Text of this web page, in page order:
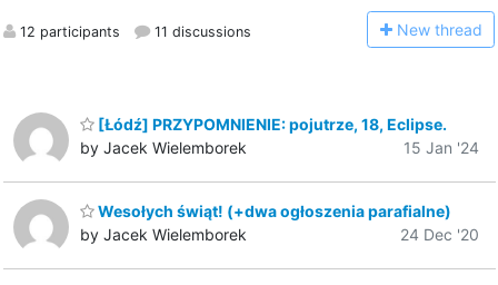
12 participants 11 discussions New thread
[Łódź] PRZYPOMNIENIE: pojutrze, 18, Eclipse.
by Jacek Wielemborek
15 Jan '24
Wesołych świąt! (+dwa ogłoszenia parafialne)
by Jacek Wielemborek
24 Dec '20